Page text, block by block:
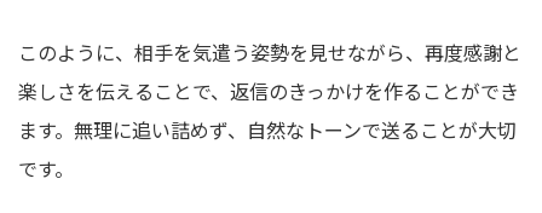
このように、相手を気遣う姿勢を見せながら、再度感謝と
楽しさを伝えることで、返信のきっかけを作ることができ
ます。無理に追い詰めず、自然なトーンで送ることが大切
です。